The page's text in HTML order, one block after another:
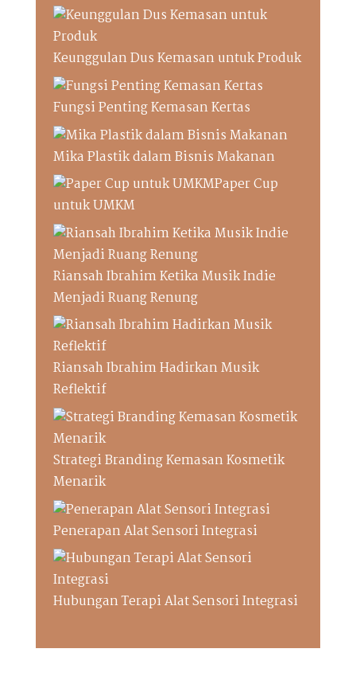
Keunggulan Dus Kemasan untuk Produk
Fungsi Penting Kemasan Kertas
Mika Plastik dalam Bisnis Makanan
Paper Cup
untuk UMKM
Riansah Ibrahim Ketika Musik Indie
Menjadi Ruang Renung
Riansah Ibrahim Hadirkan Musik
Reflektif
Strategi Branding Kemasan Kosmetik
Menarik
Penerapan Alat Sensori Integrasi
Hubungan Terapi Alat Sensori Integrasi